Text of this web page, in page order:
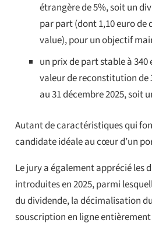
étrangère de 5%, soit un
par part (dont 1,10 euro
value), pour un objectif
un prix de part stable à 340
valeur de reconstitution de
au 31 décembre 2025, soit
Autant de caractéristiques qui
candidate idéale au cœur d’un
Le jury a également apprécié les
introduites en 2025, parmi
du dividende, la décimalisation
souscription en ligne